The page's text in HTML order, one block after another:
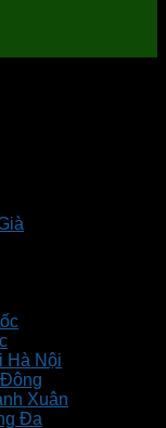
Hà Nội
Xuân
Đa